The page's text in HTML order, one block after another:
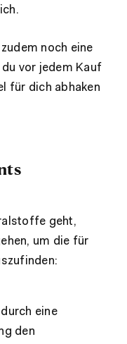
noch eine
vor jedem Kauf
für dich abhaken
geht,
um die für
eine
den